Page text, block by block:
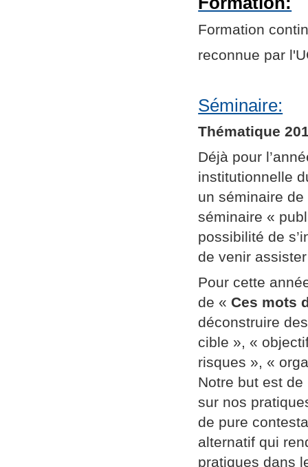
Formation
reconnue par
Séminaire:
Thématique
Déjà pour
institutionnelle
un séminaire
séminaire «
possibilité de
de venir
Pour cette
de « Ces mots
déconstruire
cible », «
risques », «
Notre but est de
sur nos
de pure
alternatif qui
pratiques dans